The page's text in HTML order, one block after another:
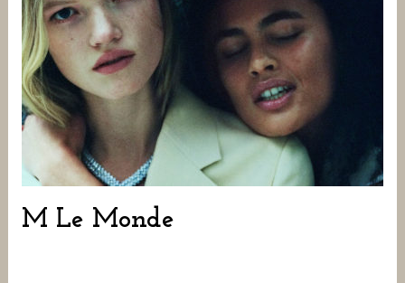
M Le Monde